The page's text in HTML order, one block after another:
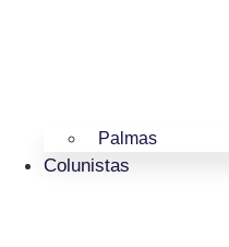
Palmas
Colunistas